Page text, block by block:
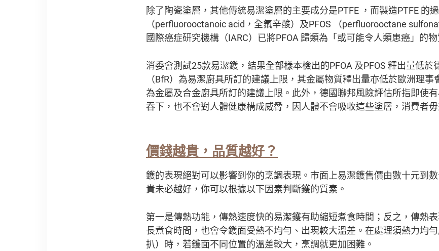
除了陶瓷塗層，其他傳統易潔塗層的主要成分是PTFE ，而製造PTFE 的
（perfluorooctanoic acid，全氟辛酸）及PFOS （perfluorooctane
國際癌症研究機構（IARC）已將PFOA 歸類為「或可能令人類患癌」的物
消委會測試25款易潔鑊，結果全部樣本檢出的PFOA 及PFOS 釋出量低於
（BfR）為易潔廚具所訂的建議上限，其金屬物質釋出量亦低於歐洲理事
為金屬及合金廚具所訂的建議上限。此外，德國聯邦風險評估所指即使
吞下，也不會對人體健康構成威脅，因人體不會吸收這些塗層，消費者毋
價錢越貴， 品質越好？
鑊的表現絕對可以影響到你的烹調表現。市面上易潔鑊售價由數十元到
貴未必越好，你可以根據以下因素判斷鑊的質素。
第一是傳熱功能，傳熱速度快的易潔鑊有助縮短煮食時間；反之，傳熱
長煮食時間，也會令鑊面受熱不均勻、出現較大溫差。在處理須熱力均
扒）時，若鑊面不同位置的溫差較大，烹調就更加困難。